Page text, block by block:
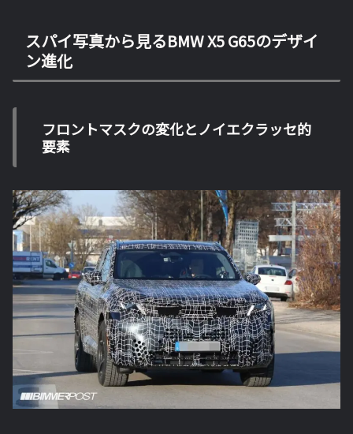
スパイ写真から見るBMW X5 G65のデザイ
ン進化
フロントマスクの変化とノイエクラッセ的
要素